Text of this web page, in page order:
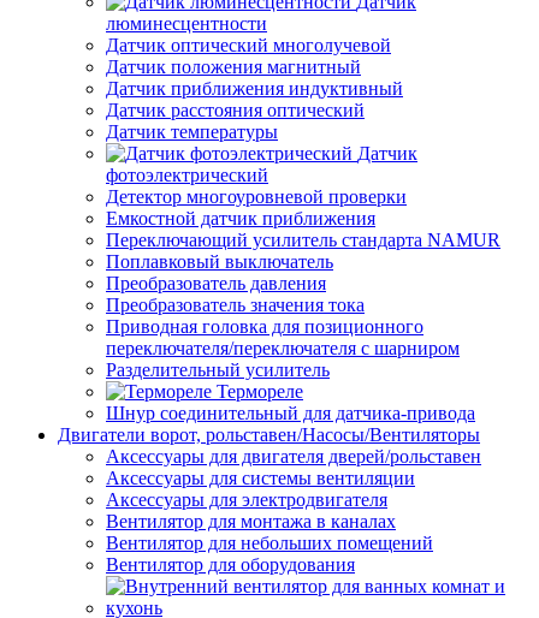
люминесцентности
Датчик оптический многолучевой
Датчик положения магнитный
Датчик приближения индуктивный
Датчик расстояния оптический
Датчик температуры
Датчик
фотоэлектрический
Детектор многоуровневой проверки
Емкостной датчик приближения
Переключающий усилитель стандарта NAMUR
Поплавковый выключатель
Преобразователь давления
Преобразователь значения тока
Приводная головка для позиционного
переключателя/переключателя с шарниром
Разделительный усилитель
Термореле
Шнур соединительный для датчика-привода
Двигатели ворот, рольставен/Насосы/Вентиляторы
Аксессуары для двигателя дверей/рольставен
Аксессуары для системы вентиляции
Аксессуары для электродвигателя
Вентилятор для монтажа в каналах
Вентилятор для небольших помещений
Вентилятор для оборудования